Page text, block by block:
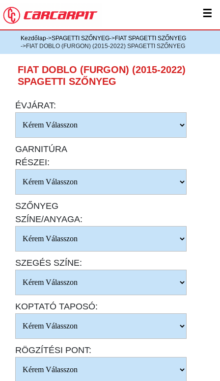
☰
Kezdőlap->SPAGETTI SZŐNYEG->FIAT SPAGETTI SZŐNYEG
->FIAT DOBLO (FURGON) (2015-2022) SPAGETTI SZŐNYEG
FIAT DOBLO (FURGON) (2015-2022)
SPAGETTI SZŐNYEG
ÉVJÁRAT:
GARNITÚRA
RÉSZEI:
SZŐNYEG
SZÍNE/ANYAGA:
SZEGÉS SZÍNE:
KOPTATÓ TAPOSÓ:
RÖGZÍTÉSI PONT: